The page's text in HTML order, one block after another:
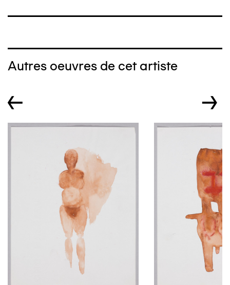
Autres oeuvres de cet artiste
← →